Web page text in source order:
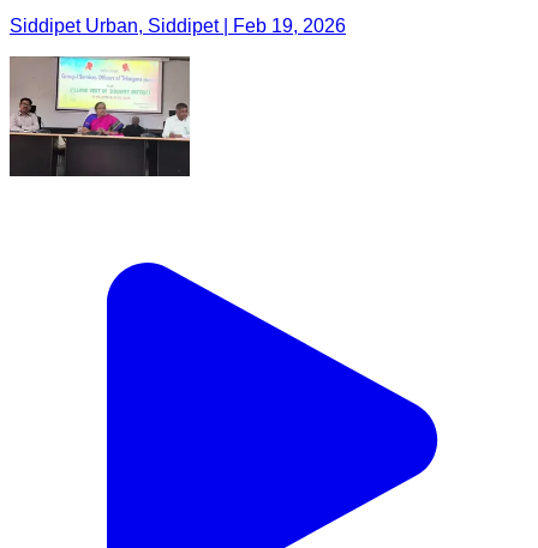
Siddipet Urban, Siddipet | Feb 19, 2026